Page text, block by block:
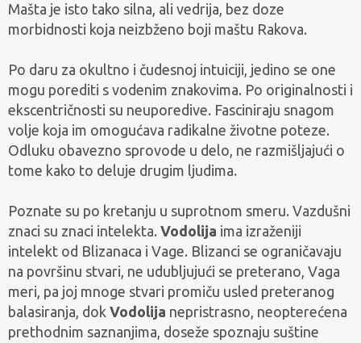
Mašta je isto tako silna, ali vedrija, bez doze
morbidnosti koja neizbženo boji maštu Rakova.
Po daru za okultno i čudesnoj intuiciji, jedino se one
mogu porediti s vodenim znakovima. Po originalnosti i
ekscentričnosti su neuporedive. Fasciniraju snagom
volje koja im omogućava radikalne životne poteze.
Odluku obavezno sprovode u delo, ne razmišljajući o
tome kako to deluje drugim ljudima.
Poznate su po kretanju u suprotnom smeru. Vazdušni
znaci su znaci intelekta. Vodolija ima izraženiji
intelekt od Blizanaca i Vage. Blizanci se ograničavaju
na površinu stvari, ne udubljujući se preterano, Vaga
meri, pa joj mnoge stvari promiču usled preteranog
balasiranja, dok Vodolija nepristrasno, neopterećena
prethodnim saznanjima, doseže spoznaju suštine